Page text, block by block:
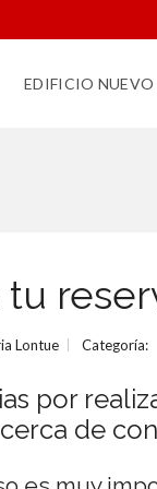
EDIFICIO NUEVO
Lontue Categoría:
por
de